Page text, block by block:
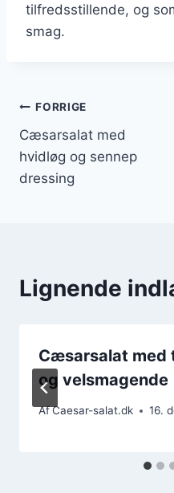
tilfredsstillende, og
smag.
FORRIGE
Cæsarsalat med
hvidløg og sennep
dressing
Lignende
Cæsarsalat med
og velsmagende
AfCaesar-salat.dk 16.